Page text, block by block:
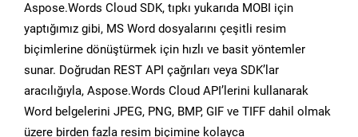
Aspose.Words Cloud SDK, tıpkı yukarıda MOBI için
yaptığımız gibi, MS Word dosyalarını çeşitli resim
biçimlerine dönüştürmek için hızlı ve basit yöntemler
sunar. Doğrudan REST API çağrıları veya SDK’lar
aracılığıyla, Aspose.Words Cloud API’lerini kullanarak
Word belgelerini JPEG, PNG, BMP, GIF ve TIFF dahil olmak
üzere birden fazla resim biçimine kolayca